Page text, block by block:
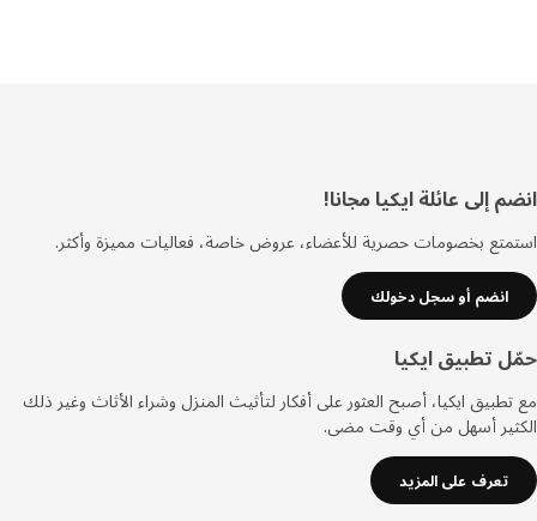
إلى عائلة ايكيا مجانا!
بخصومات حصرية للأعضاء، عروض خاصة، فعاليات مميزة وأكثر.
انضم أو سجل دخولك
تطبيق ايكيا
ايكيا، أصبح العثور على أفكار لتأثيث المنزل وشراء الأثاث وغير ذلك
أسهل من أي وقت مضى.
تعرف على المزيد